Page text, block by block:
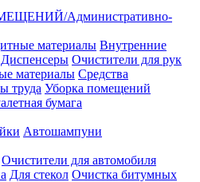
Административно-
материалы Внутренние
Диспенсеры Очистители для рук
материалы Средства
труда Уборка помещений
бумага
Автошампуни
Очистители для автомобиля
Для стекол Очистка битумных